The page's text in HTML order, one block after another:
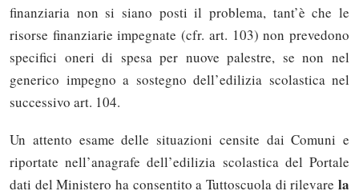
finanziaria non si siano posti il problema, tant’è che le
risorse finanziarie impegnate (cfr. art. 103) non prevedono
specifici oneri di spesa per nuove palestre, se non nel
generico impegno a sostegno dell’edilizia scolastica nel
successivo art. 104.
Un attento esame delle situazioni censite dai Comuni e
riportate nell’anagrafe dell’edilizia scolastica del Portale
dati del Ministero ha consentito a Tuttoscuola di rilevare la